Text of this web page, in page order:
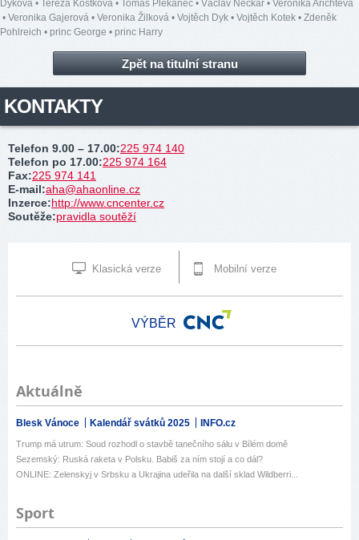
Dyková • Tereza Kostková • Tomáš Plekanec • Václav Neckář • Veronika Arichteva
• Veronika Gajerová • Veronika Žilková • Vojtěch Dyk • Vojtěch Kotek • Zdeněk
Pohlreich • princ George • princ Harry
Zpět na titulní stranu
KONTAKTY
Telefon 9.00 – 17.00:225 974 140
Telefon po 17.00:225 974 164
Fax:225 974 141
E-mail:aha@ahaonline.cz
Inzerce:http://www.cncenter.cz
Soutěže:pravidla soutěží
Klasická verze Mobilní verze
VÝBĚR
Aktuálně
Blesk Vánoce Kalendář svátků 2025 INFO.cz
Trump má utrum: Soud rozhodl o stavbě tanečního sálu v Bílém domě
Sezemský: Ruská raketa v Polsku. Babiš za ním stojí a co dál?
ONLINE: Zelenskyj v Srbsku a Ukrajina udeřila na další sklad Wildberri...
Sport